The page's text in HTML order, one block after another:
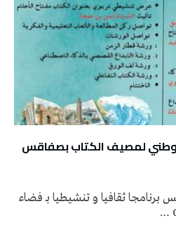
الوطني لمصيف الكتاب بصفاقس
برنامجا ثقافيا و تنشيطيا بـ فضاء